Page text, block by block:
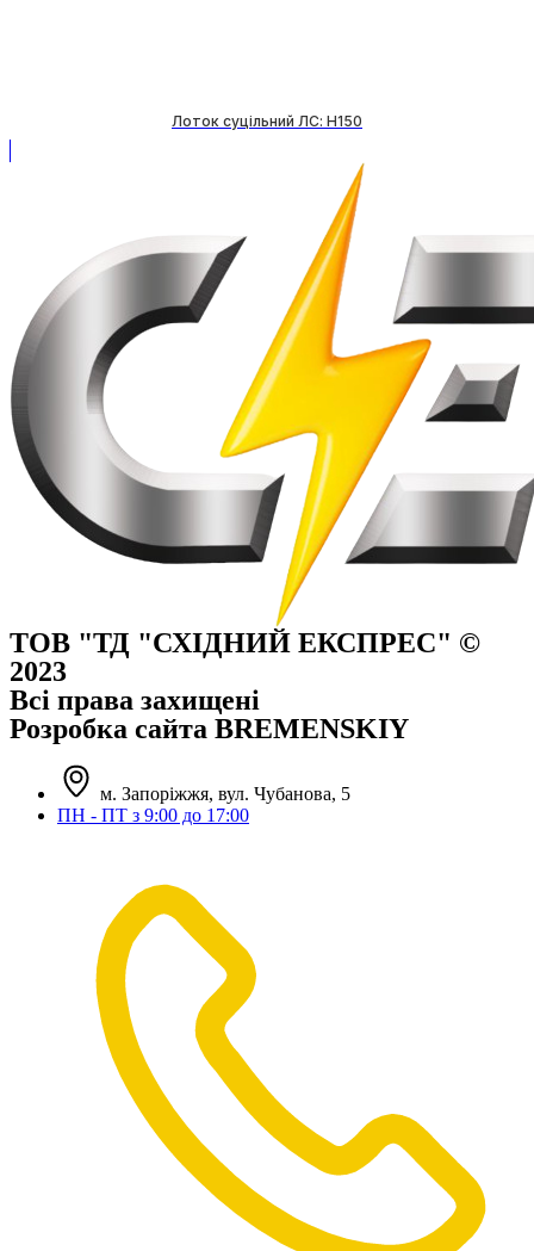
Лоток суцільний ЛС: H150
ТОВ "ТД "СХІДНИЙ ЕКСПРЕС" ©
2023
Всі права захищені
Розробка сайта BREMENSKIY
м. Запоріжжя, вул. Чубанова, 5
ПН - ПТ з 9:00 до 17:00